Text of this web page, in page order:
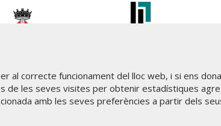
al correcte funcionament del lloc web, i si ens
de les seves visites per obtenir estadístiques
amb les seves preferències a partir dels